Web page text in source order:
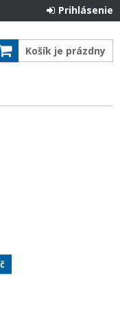
Prihlásenie
Košík je prázdny